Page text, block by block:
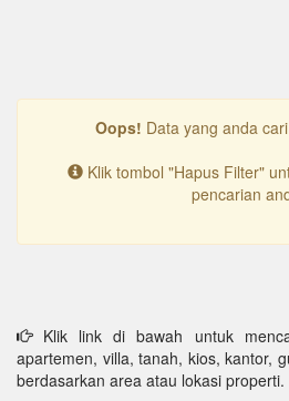
Oops! Data yang anda
Klik tombol "Hapus Filter"
pencarian
Klik link di bawah untuk
apartemen, villa, tanah, kios, kantor,
berdasarkan area atau lokasi properti.